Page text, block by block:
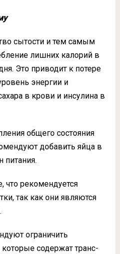
сытости и тем самым
лишних калорий в
Это приводит к потере
энергии и
в крови и инсулина в
общего состояния
добавить яйца в
что рекомендуется
так как они являются
ограничить
содержат транс-